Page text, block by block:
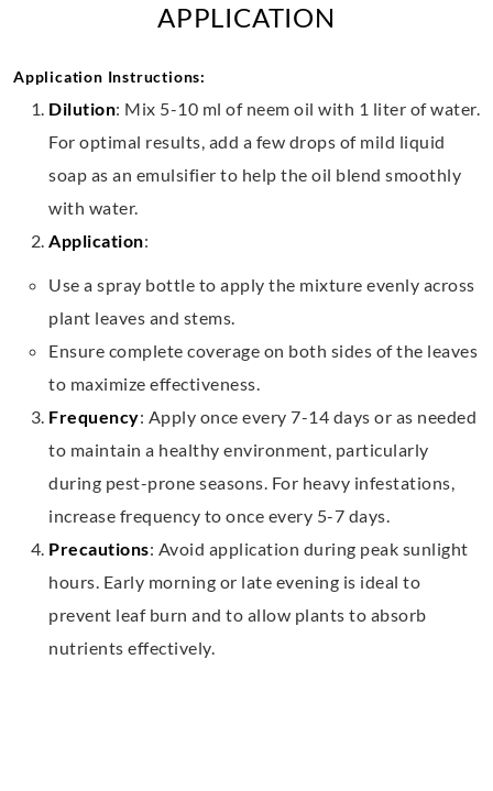
APPLICATION
Application Instructions:
Dilution: Mix 5-10 ml of neem oil with 1 liter of water.
For optimal results, add a few drops of mild liquid
soap as an emulsifier to help the oil blend smoothly
with water.
Application:
Use a spray bottle to apply the mixture evenly across
plant leaves and stems.
Ensure complete coverage on both sides of the leaves
to maximize effectiveness.
Frequency: Apply once every 7-14 days or as needed
to maintain a healthy environment, particularly
during pest-prone seasons. For heavy infestations,
increase frequency to once every 5-7 days.
Precautions: Avoid application during peak sunlight
hours. Early morning or late evening is ideal to
prevent leaf burn and to allow plants to absorb
nutrients effectively.